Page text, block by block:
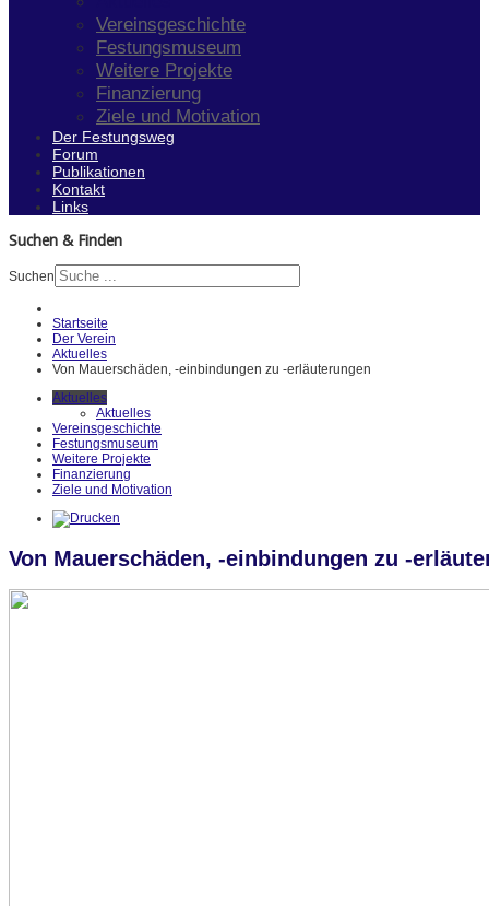
Vereinsgeschichte
Festungsmuseum
Weitere Projekte
Finanzierung
Ziele und Motivation
Der Festungsweg
Forum
Publikationen
Kontakt
Links
Suchen & Finden
Suchen
Startseite
Der Verein
Aktuelles
Von Mauerschäden, -einbindungen zu -erläuterungen
Aktuelles
Aktuelles
Vereinsgeschichte
Festungsmuseum
Weitere Projekte
Finanzierung
Ziele und Motivation
Von Mauerschäden, -einbindungen zu -